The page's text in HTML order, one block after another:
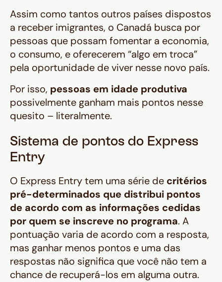
Assim como tantos outros países dispostos
a receber imigrantes, o Canadá busca por
pessoas que possam fomentar a economia,
o consumo, e oferecerem “algo em troca”
pela oportunidade de viver nesse novo país.
Por isso, pessoas em idade produtiva
possivelmente ganham mais pontos nesse
quesito – literalmente.
Sistema de pontos do Express
Entry
O Express Entry tem uma série de critérios
pré-determinados que distribui pontos
de acordo com as informações cedidas
por quem se inscreve no programa. A
pontuação varia de acordo com a resposta,
mas ganhar menos pontos e uma das
respostas não significa que você não tem a
chance de recuperá-los em alguma outra.